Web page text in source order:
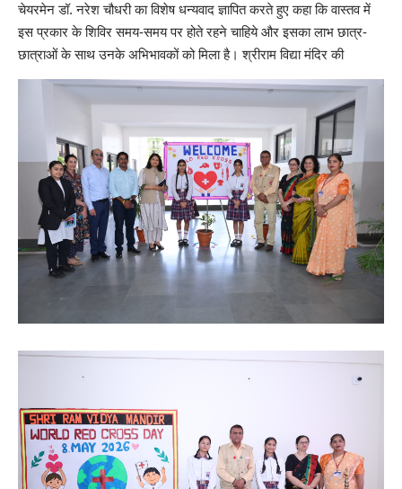
चेयरमेन डॉ. नरेश चौधरी का विशेष धन्यवाद ज्ञापित करते हुए कहा कि वास्तव में
इस प्रकार के शिविर समय-समय पर होते रहने चाहिये और इसका लाभ छात्र-
छात्राओं के साथ उनके अभिभावकों को मिला है।श्रीराम विद्या मंदिर की